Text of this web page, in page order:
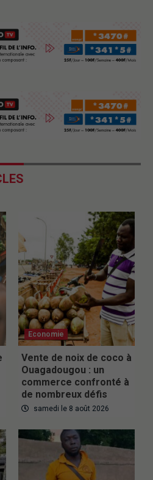
Economie
Vente de noix de coco à
Ouagadougou : un
commerce confronté à
de nombreux défis
samedi le 8 août 2026